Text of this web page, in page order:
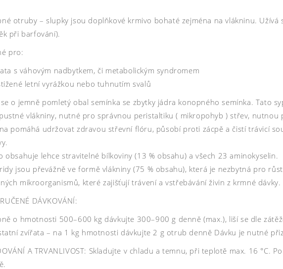
otruby – slupky jsou doplňkové krmivo bohaté zejména na vlákninu. Užívá
při barfování).
pro:
s váhovým nadbytkem, či metabolickým syndromem
letní vyrážkou nebo tuhnutím svalů
se o jemně pomletý obal semínka se zbytky jádra konopného semínka. Tato
vlákniny, nutné pro správnou peristaltiku ( mikropohyb ) střev, nutnou
pomáhá udržovat zdravou střevní flóru, působí proti zácpě a čistí trávicí
obsahuje lehce stravitelné bílkoviny (13 % obsahu) a všech 23 aminokyselin.
jsou převážně ve formě vlákniny (75 % obsahu), která je nezbytná pro
mikroorganismů, které zajišťují trávení a vstřebávání živin z krmné dávky.
DÁVKOVÁNÍ:
o hmotnosti 500–600 kg dávkujte 300–900 g denně (max.), liší se dle
zvířata – na 1 kg hmotnosti dávkujte 2 g otrub denně Dávku je nutné
A TRVANLIVOST: Skladujte v chladu a temnu, při teplotě max. 16 °C.